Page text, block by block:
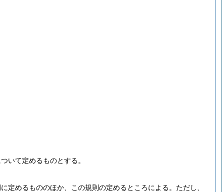
いて定めるものとする。
定めるもののほか、この規則の定めるところによる。 ただし、